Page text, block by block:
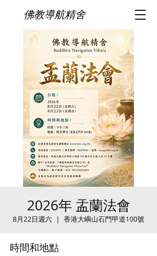
佛教導航精舍
2026年 盂蘭法會
8月22日週六
  |
香港大嶼山石門甲道100號
時間和地點